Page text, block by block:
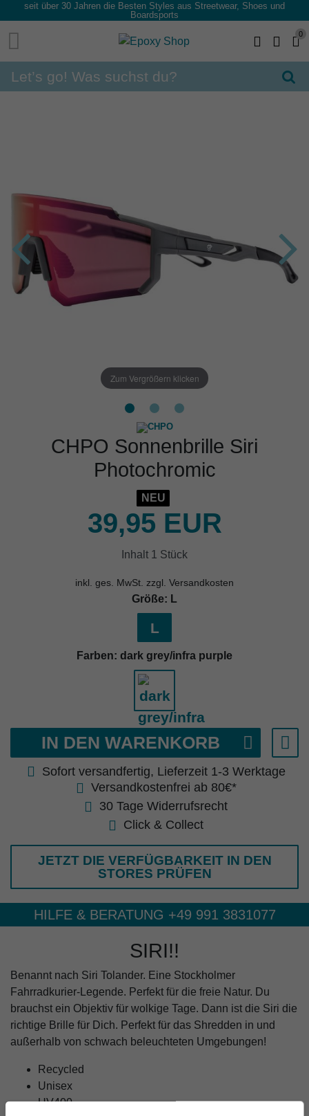
seit über 30 Jahren die Besten Styles aus Streetwear, Shoes und
Boardsports
0
Zum Vergrößern klicken
CHPO Sonnenbrille Siri
Photochromic
NEU
39,95 EUR
Inhalt 1 Stück
inkl. ges. MwSt. zzgl. Versandkosten
Größe: L
L
Farben: dark grey/infra purple
IN DEN WARENKORB
Sofort versandfertig, Lieferzeit 1-3 Werktage
Versandkostenfrei ab 80€*
30 Tage Widerrufsrecht
Click & Collect
JETZT DIE VERFÜGBARKEIT IN DEN
STORES PRÜFEN
HILFE & BERATUNG +49 991 3831077
SIRI!!
Benannt nach Siri Tolander. Eine Stockholmer
Fahrradkurier-Legende. Perfekt für die freie Natur. Du
brauchst ein Objektiv für wolkige Tage. Dann ist die Siri die
richtige Brille für Dich. Perfekt für das Shredden in und
außerhalb von schwach beleuchteten Umgebungen!
Recycled
Unisex
UV400